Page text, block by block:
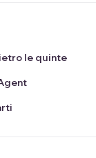
le quinte